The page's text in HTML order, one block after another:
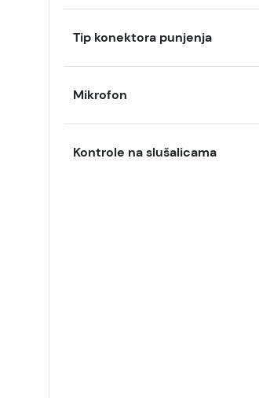
Tip konektora punjenja
Mikrofon
Kontrole na slušalicama